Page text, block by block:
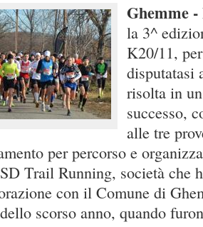
Ghemme -
la 3^
K20/11,
disputatasi
risolta in
successo,
alle tre
per percorso e
Trail Running, società che
con il Comune di
scorso anno, quando